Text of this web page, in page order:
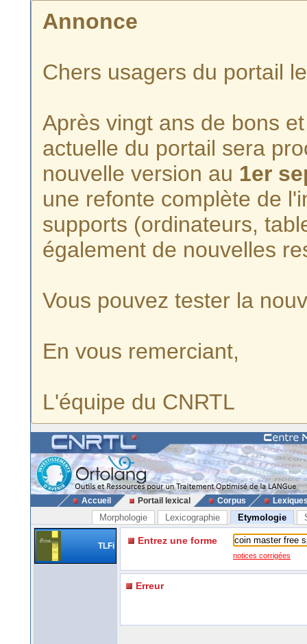
Annonce
Chers usagers du portail
Après vingt ans de bons
actuelle du portail sera
nouvelle version au 1er
une refonte complète de
supports (ordinateurs,
également de nouvelles
Vous pouvez tester la
En vous remerciant,
L'équipe du CNRTL
Accueil Portail lexical Corpus
Morphologie Lexicographie Etymologie
TLFi Entrez une forme
notices corrigées
Erreur